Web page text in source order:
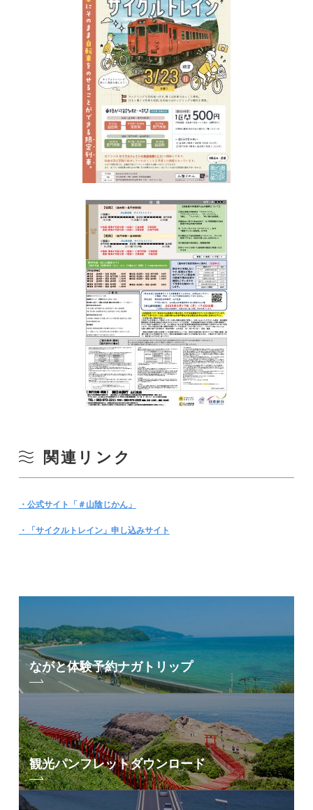
関連リンク
・公式サイト「＃山陰じかん」
・「サイクルトレイン」申し込みサイト
ながと体験予約ナガトリップ
観光パンフレットダウンロード